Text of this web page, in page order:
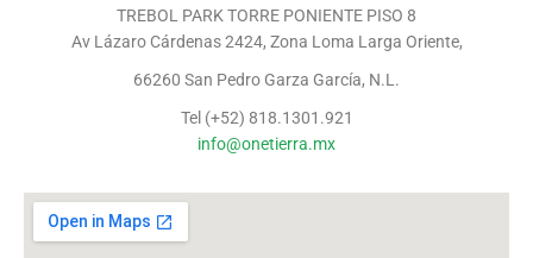
TREBOL PARK TORRE PONIENTE PISO 8
Av Lázaro Cárdenas 2424, Zona Loma Larga Oriente,
66260 San Pedro Garza García, N.L.
Tel (+52) 818.1301.921
info@onetierra.mx